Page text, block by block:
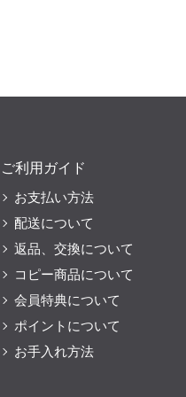
ご利用ガイド
お支払い方法
配送について
返品、交換について
コピー商品について
会員特典について
ポイントについて
お手入れ方法